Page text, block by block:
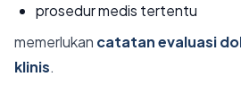
prosedur medis tertentu
memerlukan catatan evaluasi
klinis.